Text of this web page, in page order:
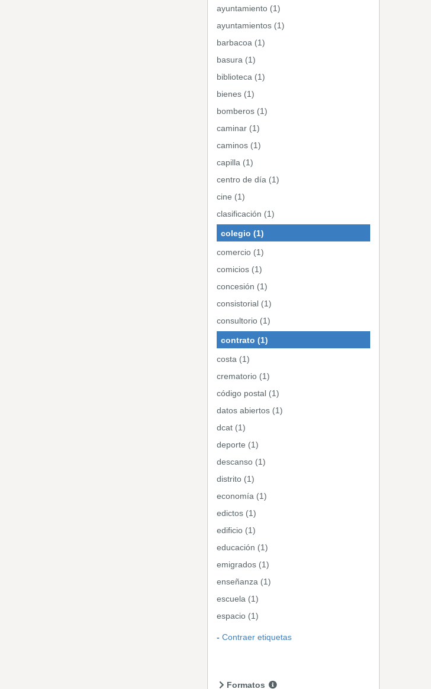
ayuntamiento (1)
ayuntamientos (1)
barbacoa (1)
basura (1)
biblioteca (1)
bienes (1)
bomberos (1)
caminar (1)
caminos (1)
capilla (1)
centro de día (1)
cine (1)
clasificación (1)
colegio (1)
comercio (1)
comicios (1)
concesión (1)
consistorial (1)
consultorio (1)
contrato (1)
costa (1)
crematorio (1)
código postal (1)
datos abiertos (1)
dcat (1)
deporte (1)
descanso (1)
distrito (1)
economía (1)
edictos (1)
edificio (1)
educación (1)
emigrados (1)
enseñanza (1)
escuela (1)
espacio (1)
Contraer etiquetas
Formatos